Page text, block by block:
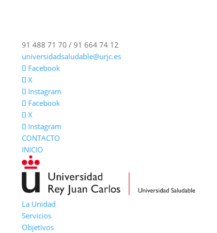
91 488 71 70 / 91 664 74 12
universidadsaludable@urjc.es
Facebook
X
Instagram
Facebook
X
Instagram
CONTACTO
INICIO
La Unidad
Servicios
Objetivos